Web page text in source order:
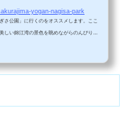
yogan-nagisa-park
さ公園」に行くのをオススメします。ここ
しい錦江湾の景色を眺めながらのんびりで
遊びにきたときは...